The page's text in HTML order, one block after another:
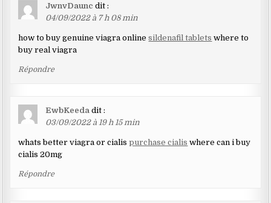
JwnvDaunc dit :
04/09/2022 à 7 h 08 min
how to buy genuine viagra onlinesildenafil tablets where to
buy real viagra
Répondre
EwbKeeda dit :
03/09/2022 à 19 h 15 min
whats better viagra or cialispurchase cialis where can i buy
cialis 20mg
Répondre